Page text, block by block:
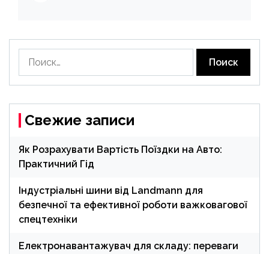
Свежие записи
Як Розрахувати Вартість Поїздки на Авто:
Практичний Гід
Індустріальні шини від Landmann для
безпечної та ефективної роботи важковагової
спецтехніки
Електронавантажувач для складу: переваги